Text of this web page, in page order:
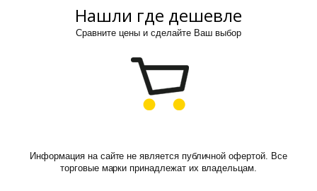
Нашли где дешевле
Сравните цены и сделайте Ваш выбор
Информация на сайте не является публичной офертой. Все
торговые марки принадлежат их владельцам.